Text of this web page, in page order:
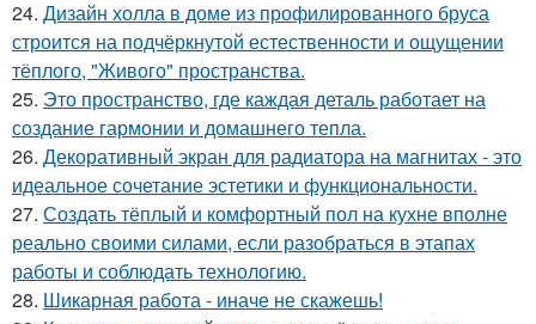
24. Дизайн холла в доме из профилированного бруса
строится на подчёркнутой естественности и ощущении
тёплого, "Живого" пространства.
25. Это пространство, где каждая деталь работает на
создание гармонии и домашнего тепла.
26. Декоративный экран для радиатора на магнитах - это
идеальное сочетание эстетики и функциональности.
27. Создать тёплый и комфортный пол на кухне вполне
реально своими силами, если разобраться в этапах
работы и соблюдать технологию.
28. Шикарная работа - иначе не скажешь!